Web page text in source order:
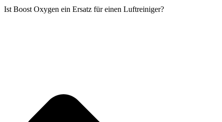
Ist Boost Oxygen ein Ersatz für einen Luftreiniger?